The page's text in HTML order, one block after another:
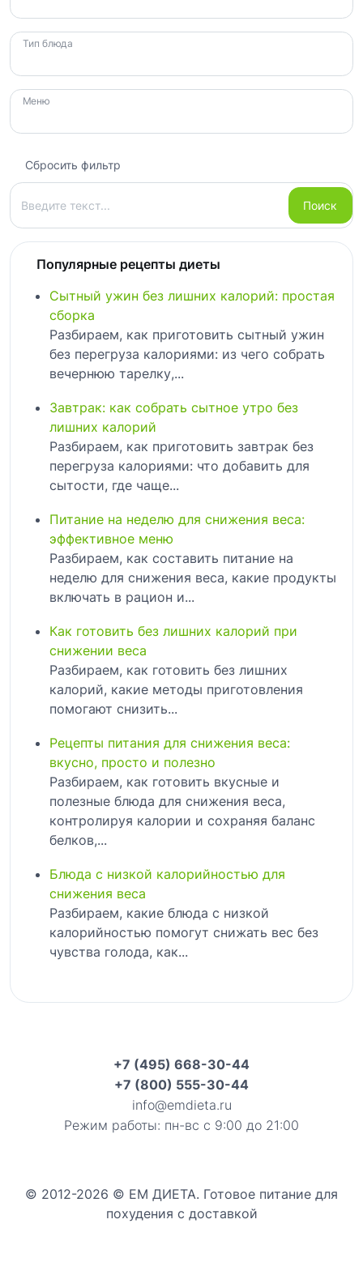
Тип блюда
Меню
Сбросить фильтр
Поиск
Поиск
Популярные рецепты диеты
Сытный ужин без лишних калорий: простая
сборка
Разбираем, как приготовить сытный ужин
без перегруза калориями: из чего собрать
вечернюю тарелку,...
Завтрак: как собрать сытное утро без
лишних калорий
Разбираем, как приготовить завтрак без
перегруза калориями: что добавить для
сытости, где чаще...
Питание на неделю для снижения веса:
эффективное меню
Разбираем, как составить питание на
неделю для снижения веса, какие продукты
включать в рацион и...
Как готовить без лишних калорий при
снижении веса
Разбираем, как готовить без лишних
калорий, какие методы приготовления
помогают снизить...
Рецепты питания для снижения веса:
вкусно, просто и полезно
Разбираем, как готовить вкусные и
полезные блюда для снижения веса,
контролируя калории и сохраняя баланс
белков,...
Блюда с низкой калорийностью для
снижения веса
Разбираем, какие блюда с низкой
калорийностью помогут снижать вес без
чувства голода, как...
+7 (495) 668-30-44
+7 (800) 555-30-44
info@emdieta.ru
Режим работы: пн-вс с 9:00 до 21:00
© 2012-2026 © ЕМ ДИЕТА. Готовое питание для
похудения с доставкой